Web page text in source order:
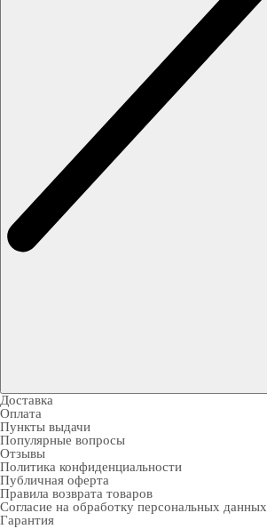
Доставка
Оплата
Пункты выдачи
Популярные вопросы
Отзывы
Политика конфиденциальности
Публичная оферта
Правила возврата товаров
Согласие на обработку персональных данных
Гарантия